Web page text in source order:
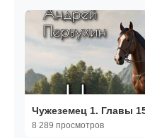
Чужеземец 1. Главы
8 289 просмотров